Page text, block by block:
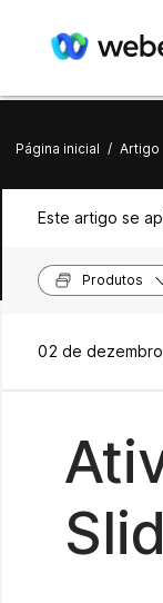
Página inicial / Artigo
Este artigo se
Produtos
02 de dezembro